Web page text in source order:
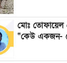
মোঃ তোফায়েল
“কেউ একজন-